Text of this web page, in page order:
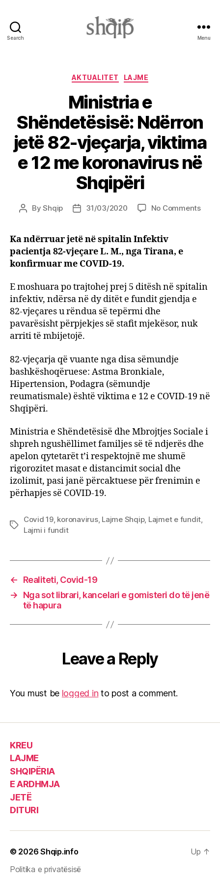
Search Menu
Categories
AKTUALITET LAJME
Ministria e
Shëndetësisë: Ndërron
jetë 82-vjeçarja, viktima
e 12 me koronavirus në
Shqipëri
PostByShqip
Post31/03/2020 No Commentson
Ka ndërruar jetë në spitalin Infektiv
pacientja 82-vjeçare L. M., nga Tirana, e
konfirmuar me COVID-19.
E moshuara po trajtohej prej 5 ditësh në spitalin
infektiv, ndërsa në dy ditët e fundit gjendja e
82-vjeçares u rëndua së tepërmi dhe
pavarësisht përpjekjes së stafit mjekësor, nuk
arriti të mbijetojë.
82-vjeçarja që vuante nga disa sëmundje
bashkëshoqëruese: Astma Bronkiale,
Hipertension, Podagra (sëmundje
reumatismale) është viktima e 12 e COVID-19 në
Shqipëri.
Ministria e Shëndetësisë dhe Mbrojtjes Sociale i
shpreh ngushëllimet familjes së të ndjerës dhe
apelon qytetarët t’i respektojnë me shumë
rigorozitet masat e distancimit social dhe
izolimit, pasi janë përcaktuese për frenimin e
përhapjes së COVID-19.
Tags
Covid 19, koronavirus, Lajme Shqip, Lajmet e fundit,
Lajmi i fundit
←
Realiteti, Covid-19
→
Nga sot librari, kancelari e gomisteri do të jenë
të hapura
Leave a Reply
You must be logged in to post a comment.
KREU
LAJME
SHQIPËRIA
E ARDHMJA
JETË
DITURI
© 2026Shqip.info
Politika e privatësisë
Up ↑